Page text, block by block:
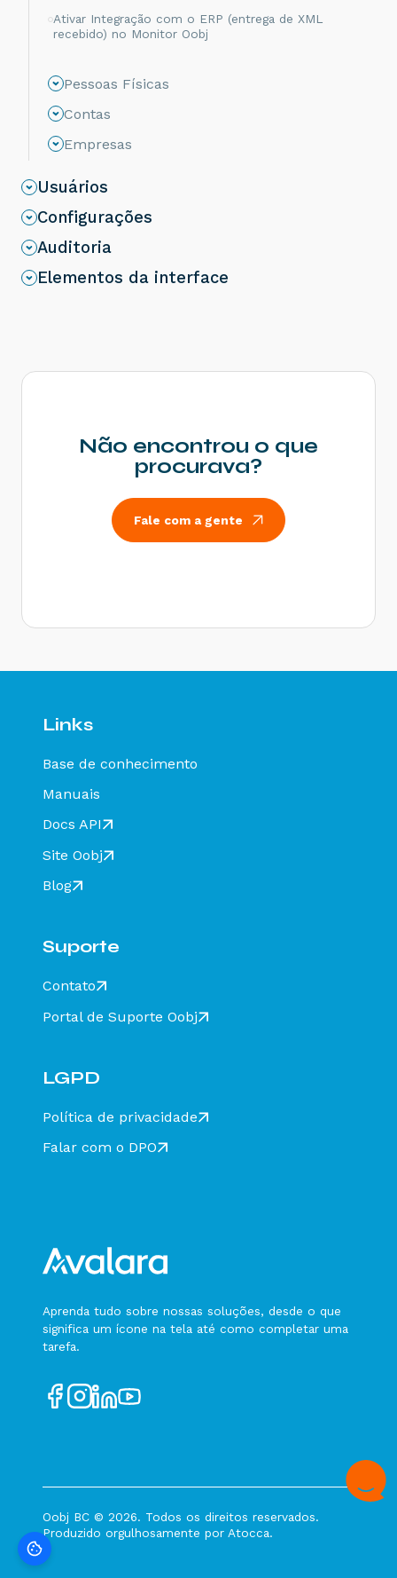
Ativar Integração com o ERP (entrega de XML
recebido) no Monitor Oobj
Pessoas Físicas
Contas
Empresas
Usuários
Configurações
Auditoria
Elementos da interface
Não encontrou o que
procurava?
Fale com a gente
Links
Base de conhecimento
Manuais
Docs API
Site Oobj
Blog
Suporte
Contato
Portal de Suporte Oobj
LGPD
Política de privacidade
Falar com o DPO
Aprenda tudo sobre nossas soluções, desde o que
significa um ícone na tela até como completar uma
tarefa.
Oobj BC © 2026. Todos os direitos reservados.
Produzido orgulhosamente por Atocca.